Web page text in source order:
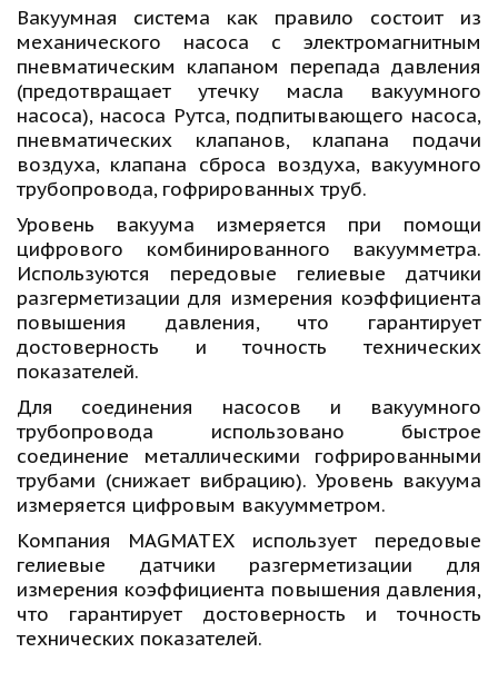
Вакуумная система как правило состоит из
механического насоса с электромагнитным
пневматическим клапаном перепада давления
(предотвращает утечку масла вакуумного
насоса), насоса Рутса, подпитывающего насоса,
пневматических клапанов, клапана подачи
воздуха, клапана сброса воздуха, вакуумного
трубопровода, гофрированных труб.
Уровень вакуума измеряется при помощи
цифрового комбинированного вакуумметра.
Используются передовые гелиевые датчики
разгерметизации для измерения коэффициента
повышения давления, что гарантирует
достоверность и точность технических
показателей.
Для соединения насосов и вакуумного
трубопровода использовано быстрое
соединение металлическими гофрированными
трубами (снижает вибрацию). Уровень вакуума
измеряется цифровым вакуумметром.
Компания MAGMATEX использует передовые
гелиевые датчики разгерметизации для
измерения коэффициента повышения давления,
что гарантирует достоверность и точность
технических показателей.